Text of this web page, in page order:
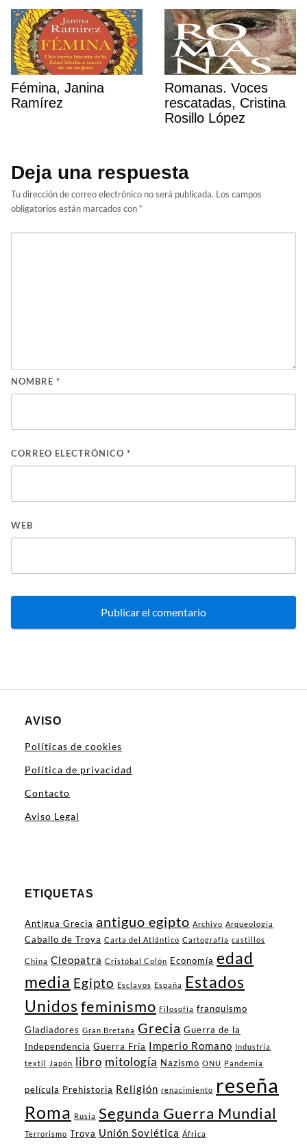
Fémina, Janina
Ramírez
Romanas. Voces
rescatadas, Cristina
Rosillo López
Deja una respuesta
Tu dirección de correo electrónico no será publicada. Los campos
obligatorios están marcados con *
NOMBRE *
CORREO ELECTRÓNICO *
WEB
AVISO
Políticas de cookies
Política de privacidad
Contacto
Aviso Legal
ETIQUETAS
Antigua Grecia antiguo egipto Archivo Arqueología
Caballo de Troya Carta del Atlántico Cartografía castillos
China Cleopatra Cristóbal Colón Economía edad
media Egipto Esclavos España
Estados
Unidos feminismo Filosofía franquismo
Gladiadores Gran Bretaña Grecia Guerra de la
Independencia Guerra Fría Imperio Romano Industria
textil
Japón libro mitología Nazismo ONU Pandemia
película Prehistoria Religión renacimiento reseña
Roma Rusia Segunda Guerra Mundial
Terrorismo Troya Unión Soviética África